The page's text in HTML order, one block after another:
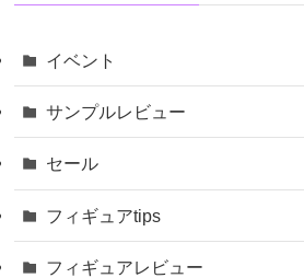
イベント
サンプルレビュー
セール
フィギュアtips
フィギュアレビュー